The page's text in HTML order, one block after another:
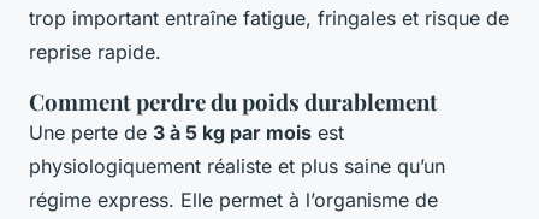
trop important entraîne fatigue, fringales et risque de
reprise rapide.
Comment perdre du poids durablement
Une perte de 3 à 5 kg par mois est
physiologiquement réaliste et plus saine qu’un
régime express. Elle permet à l’organisme de